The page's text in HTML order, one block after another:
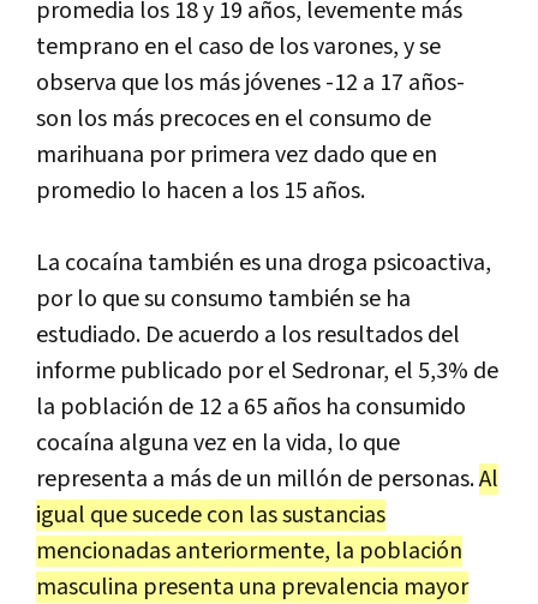
promedia los 18 y 19 años, levemente más
temprano en el caso de los varones, y se
observa que los más jóvenes -12 a 17 años-
son los más precoces en el consumo de
marihuana por primera vez dado que en
promedio lo hacen a los 15 años.
La cocaína también es una droga psicoactiva,
por lo que su consumo también se ha
estudiado. De acuerdo a los resultados del
informe publicado por el Sedronar, el 5,3% de
la población de 12 a 65 años ha consumido
cocaína alguna vez en la vida, lo que
representa a más de un millón de personas.Al
igual que sucede con las sustancias
mencionadas anteriormente, la población
masculina presenta una prevalencia mayor